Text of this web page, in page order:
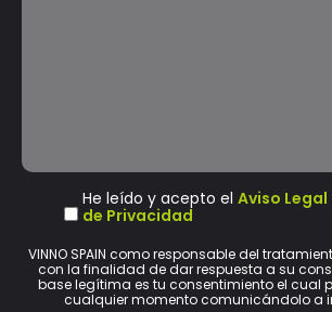
He leído y acepto elAviso Legal
de Privacidad
VINNO SPAIN como responsable del
con la finalidad de dar respuesta a su
base legítima es tu consentimiento el cual
cualquier momento comunicándolo a